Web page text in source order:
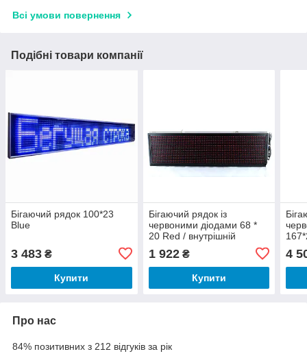
Всі умови повернення
Подібні товари компанії
Бігаючий рядок 100*23
Blue
3 483 ₴
Купити
Бігаючий рядок із
червоними діодами 68 *
20 Red / внутрішній
1 922₴
Купити
4
Про нас
84% позитивних з 212 відгуків за рік